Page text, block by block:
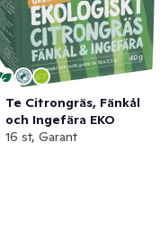
Te Citrongräs, Fänkål
och Ingefära EKO
16 st, Garant